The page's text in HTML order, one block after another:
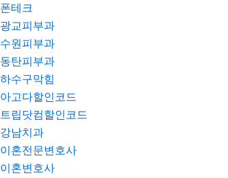
폰테크
광교피부과
수원피부과
동탄피부과
하수구막힘
아고다할인코드
트립닷컴할인코드
강남치과
이혼전문변호사
이혼변호사